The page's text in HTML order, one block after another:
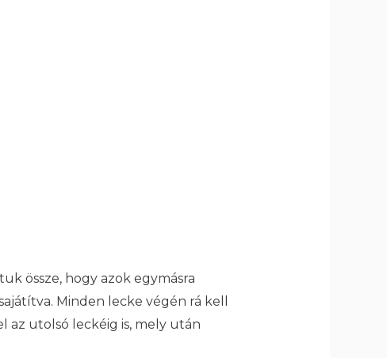
össze, hogy azok egymásra
Minden lecke végén rá kell
az utolsó leckéig is, mely után